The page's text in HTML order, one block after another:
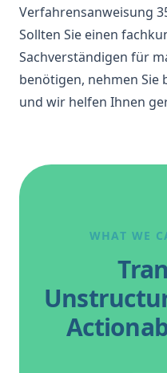
Verfahrensanweisung
Sollten Sie einen
Sachverständigen für
benötigen, nehmen
und wir helfen Ihnen
WHAT WE